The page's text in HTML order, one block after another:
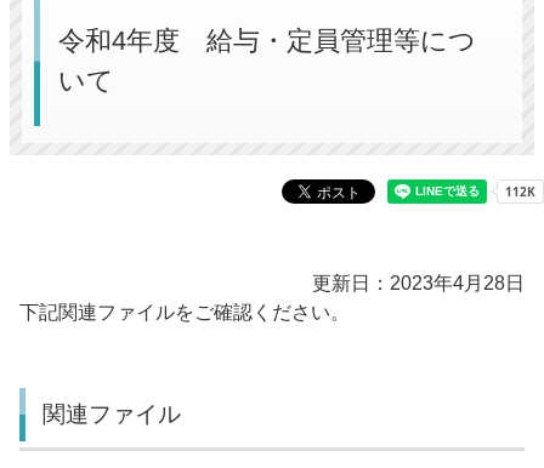
令和4年度 給与・定員管理等につ
いて
更新日：2023年4月28日
下記関連ファイルをご確認ください。
関連ファイル